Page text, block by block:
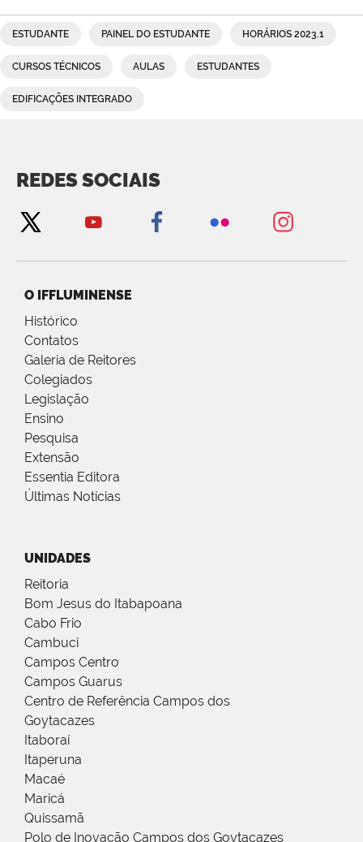
ESTUDANTE PAINEL DO ESTUDANTE HORÁRIOS 2023.1
CURSOS TÉCNICOS AULAS ESTUDANTES
EDIFICAÇÕES INTEGRADO
REDES SOCIAIS
O IFFLUMINENSE
Histórico
Contatos
Galeria de Reitores
Colegiados
Legislação
Ensino
Pesquisa
Extensão
Essentia Editora
Últimas Notícias
UNIDADES
Reitoria
Bom Jesus do Itabapoana
Cabo Frio
Cambuci
Campos Centro
Campos Guarus
Centro de Referência Campos dos
Goytacazes
Itaboraí
Itaperuna
Macaé
Maricá
Quissamã
Polo de Inovação Campos dos Goytacazes